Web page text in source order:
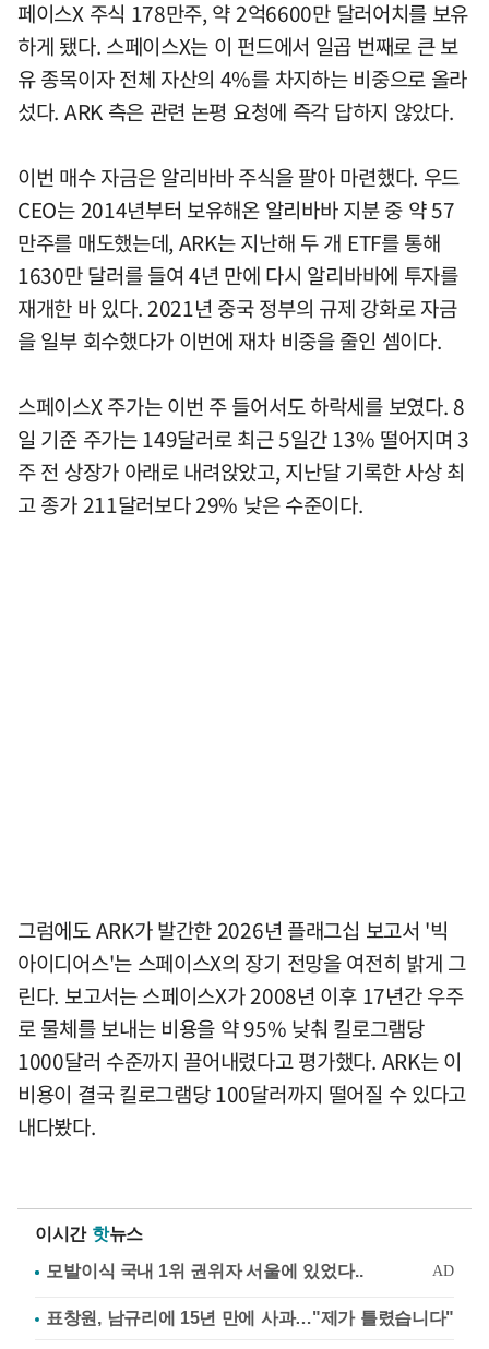
페이스X 주식 178만주, 약 2억6600만 달러어치를 보유
하게 됐다. 스페이스X는 이 펀드에서 일곱 번째로 큰 보
유 종목이자 전체 자산의 4%를 차지하는 비중으로 올라
섰다. ARK 측은 관련 논평 요청에 즉각 답하지 않았다.
이번 매수 자금은 알리바바 주식을 팔아 마련했다. 우드
CEO는 2014년부터 보유해온 알리바바 지분 중 약 57
만주를 매도했는데, ARK는 지난해 두 개 ETF를 통해
1630만 달러를 들여 4년 만에 다시 알리바바에 투자를
재개한 바 있다. 2021년 중국 정부의 규제 강화로 자금
을 일부 회수했다가 이번에 재차 비중을 줄인 셈이다.
스페이스X 주가는 이번 주 들어서도 하락세를 보였다. 8
일 기준 주가는 149달러로 최근 5일간 13% 떨어지며 3
주 전 상장가 아래로 내려앉았고, 지난달 기록한 사상 최
고 종가 211달러보다 29% 낮은 수준이다.
그럼에도 ARK가 발간한 2026년 플래그십 보고서 '빅
아이디어스'는 스페이스X의 장기 전망을 여전히 밝게 그
린다. 보고서는 스페이스X가 2008년 이후 17년간 우주
로 물체를 보내는 비용을 약 95% 낮춰 킬로그램당
1000달러 수준까지 끌어내렸다고 평가했다. ARK는 이
비용이 결국 킬로그램당 100달러까지 떨어질 수 있다고
내다봤다.
이시간 핫뉴스
표창원, 남규리에 15년 만에 사과…"제가 틀렸습니다"